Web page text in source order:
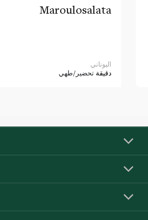
Maroulosalata
اليوناني
دقيقة تحضير/طهي